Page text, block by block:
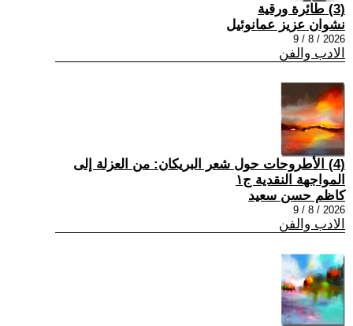
(3) طائرة ورقية
نشوان عزيز عمانوئيل
2026 / 8 / 9
الادب والفن
(4) الأطروحات حول شعر البريكان: من العزلة إلى
المواجهة النقدية ج١
كاظم حسن سعيد
2026 / 8 / 9
الادب والفن